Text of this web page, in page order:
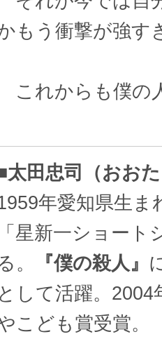
もう衝撃が強す
これからも僕の
太田忠司（おお
年愛知県生ま
「星新一ショー
。
『僕の殺人』
として活躍。2004
こども賞受賞。